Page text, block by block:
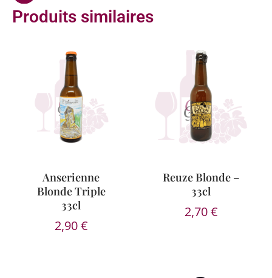
Produits similaires
Anserienne
Blonde Triple
33cl
2,90€
Reuze Blonde –
33cl
2,70€